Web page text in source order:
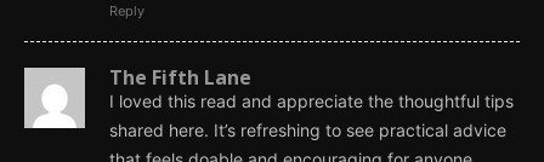
Reply
The Fifth Lane
I loved this read and appreciate the thoughtful tips
shared here. It’s refreshing to see practical advice